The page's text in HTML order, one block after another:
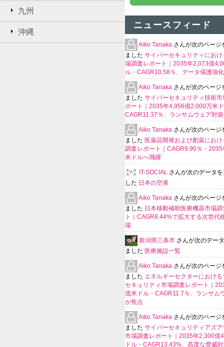
九州
沖縄
ニュースフィード
Aiko Tanaka さんが次のページ
ました サイバーセキュリティにおけ
場調査レポート｜2035年2,073億
ル・CAGR10.58％、データ保護強
Aiko Tanaka さんが次のページ
ました サイバーセキュリティ技術市
ポート｜2035年4,956億2,000万米
CAGR11.37％、ランサムウェア対
Aiko Tanaka さんが次のページ
ました 医薬品開発および創薬にお
調査レポート｜CAGR9.90％・
米ドルへ飛躍
IT-SOCIAL さんが次のデータ
した 日本の空港
Aiko Tanaka さんが次のページ
ました 日本移動補助医療機器市場
ト｜CAGR8.44%で拡大する次世代
場
新潟県三条市 さんが次のデー
ました 医療施設一覧
Aiko Tanaka さんが次のページ
ました エネルギーセクターにおけ
セキュリティ市場調査レポート｜
億米ドル・CAGR11.7％、ランサム
が焦点
Aiko Tanaka さんが次のページ
ました サイバーセキュリティアズア
市場調査レポート｜2035年2,300億
ドル・CAGR13.43%、高度な脅威